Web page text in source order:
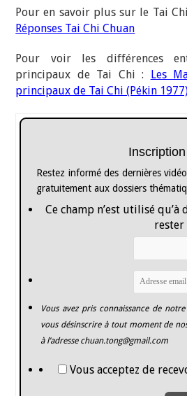
Pour en savoir plus sur le Tai
Réponses Tai Chi Chuan
Pour voir les différences
principaux de Tai Chi : Les
principaux de Tai Chi (Pékin
Restez informé des dernières
gratuitement aux dossiers
Ce champ n’est utilisé
rester
Vous avez pris connaissance de notre
vous désinscrire à tout moment de
à l’adresse chuan.tong@gmail.com
Vous acceptez de